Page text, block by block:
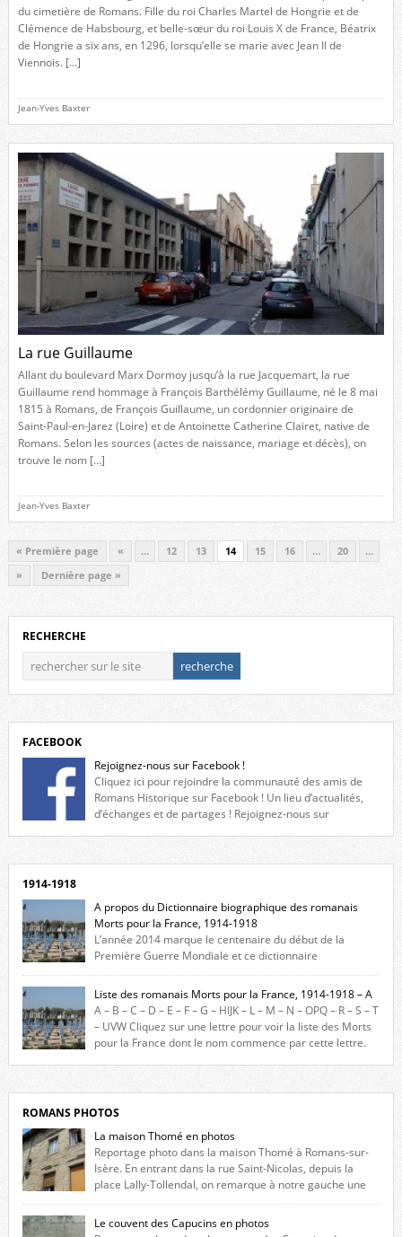
du cimetière de Romans. Fille du roi Charles Martel de Hongrie et de
Clémence de Habsbourg, et belle-sœur du roi Louis X de France, Béatrix
de Hongrie a six ans, en 1296, lorsqu’elle se marie avec Jean II de
Viennois. […]
Jean-Yves Baxter
La rue Guillaume
Allant du boulevard Marx Dormoy jusqu’à la rue Jacquemart, la rue
Guillaume rend hommage à François Barthélémy Guillaume, né le 8 mai
1815 à Romans, de François Guillaume, un cordonnier originaire de
Saint-Paul-en-Jarez (Loire) et de Antoinette Catherine Clairet, native de
Romans. Selon les sources (actes de naissance, mariage et décès), on
trouve le nom […]
Jean-Yves Baxter
« Première page « … 12 13 14 15 16 … 20
…
»
Dernière page »
RECHERCHE
FACEBOOK
Rejoignez-nous sur Facebook !
Cliquez ici pour rejoindre la communauté des amis de
Romans Historique sur Facebook ! Un lieu d’actualités,
d’échanges et de partages ! Rejoignez-nous sur
1914-1918
A propos du Dictionnaire biographique des romanais
Morts pour la France, 1914-1918
L’année 2014 marque le centenaire du début de la
Première Guerre Mondiale et ce dictionnaire
biographique veut rendre hommage aux romanais Morts pour la
France durant ce conflit. La base de cette recherche historique est
constituée des noms gravés sur les plaques commémoratives de
l’Hôtel de Ville, du lycée du Dauphiné et du lycée Triboulet, […]
Liste des romanais Morts pour la France, 1914-1918 – A
A – B – C – D – E – F – G – HIJK – L – M – N – OPQ – R – S – T
– UVW Cliquez sur une lettre pour voir la liste des Morts
pour la France dont le nom commence par cette lettre.
ROMANS PHOTOS
La maison Thomé en photos
Reportage photo dans la maison Thomé à Romans-sur-
Isère. En entrant dans la rue Saint-Nicolas, depuis la
place Lally-Tollendal, on remarque à notre gauche une
maison construite au XVIè siècle. Les deux façades sont ornées de
fenêtres jumelles à meneaux. Entre ces deux étages, on peut voir une
niche qui contient une statue de la Vierge. […]
Le couvent des Capucins en photos